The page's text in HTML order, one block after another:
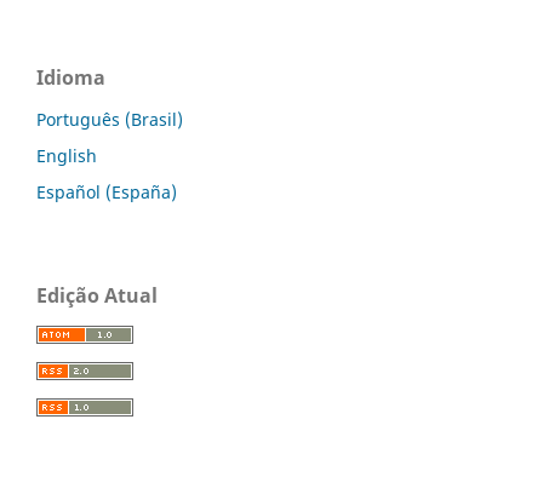
Idioma
Português (Brasil)
English
Español (España)
Edição Atual